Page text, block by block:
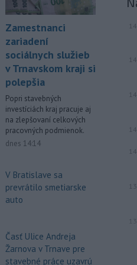
Zamestnanci
zariadení
sociálnych služieb
v Trnavskom kraji si
polepšia
Popri stavebných
investíciách kraj pracuje aj
na zlepšovaní celkových
pracovných podmienok.
dnes 14:14
V Bratislave sa
prevrátilo smetiarske
auto
Časť Ulice Andreja
Žarnova v Trnave pre
stavebné práce uzavrú